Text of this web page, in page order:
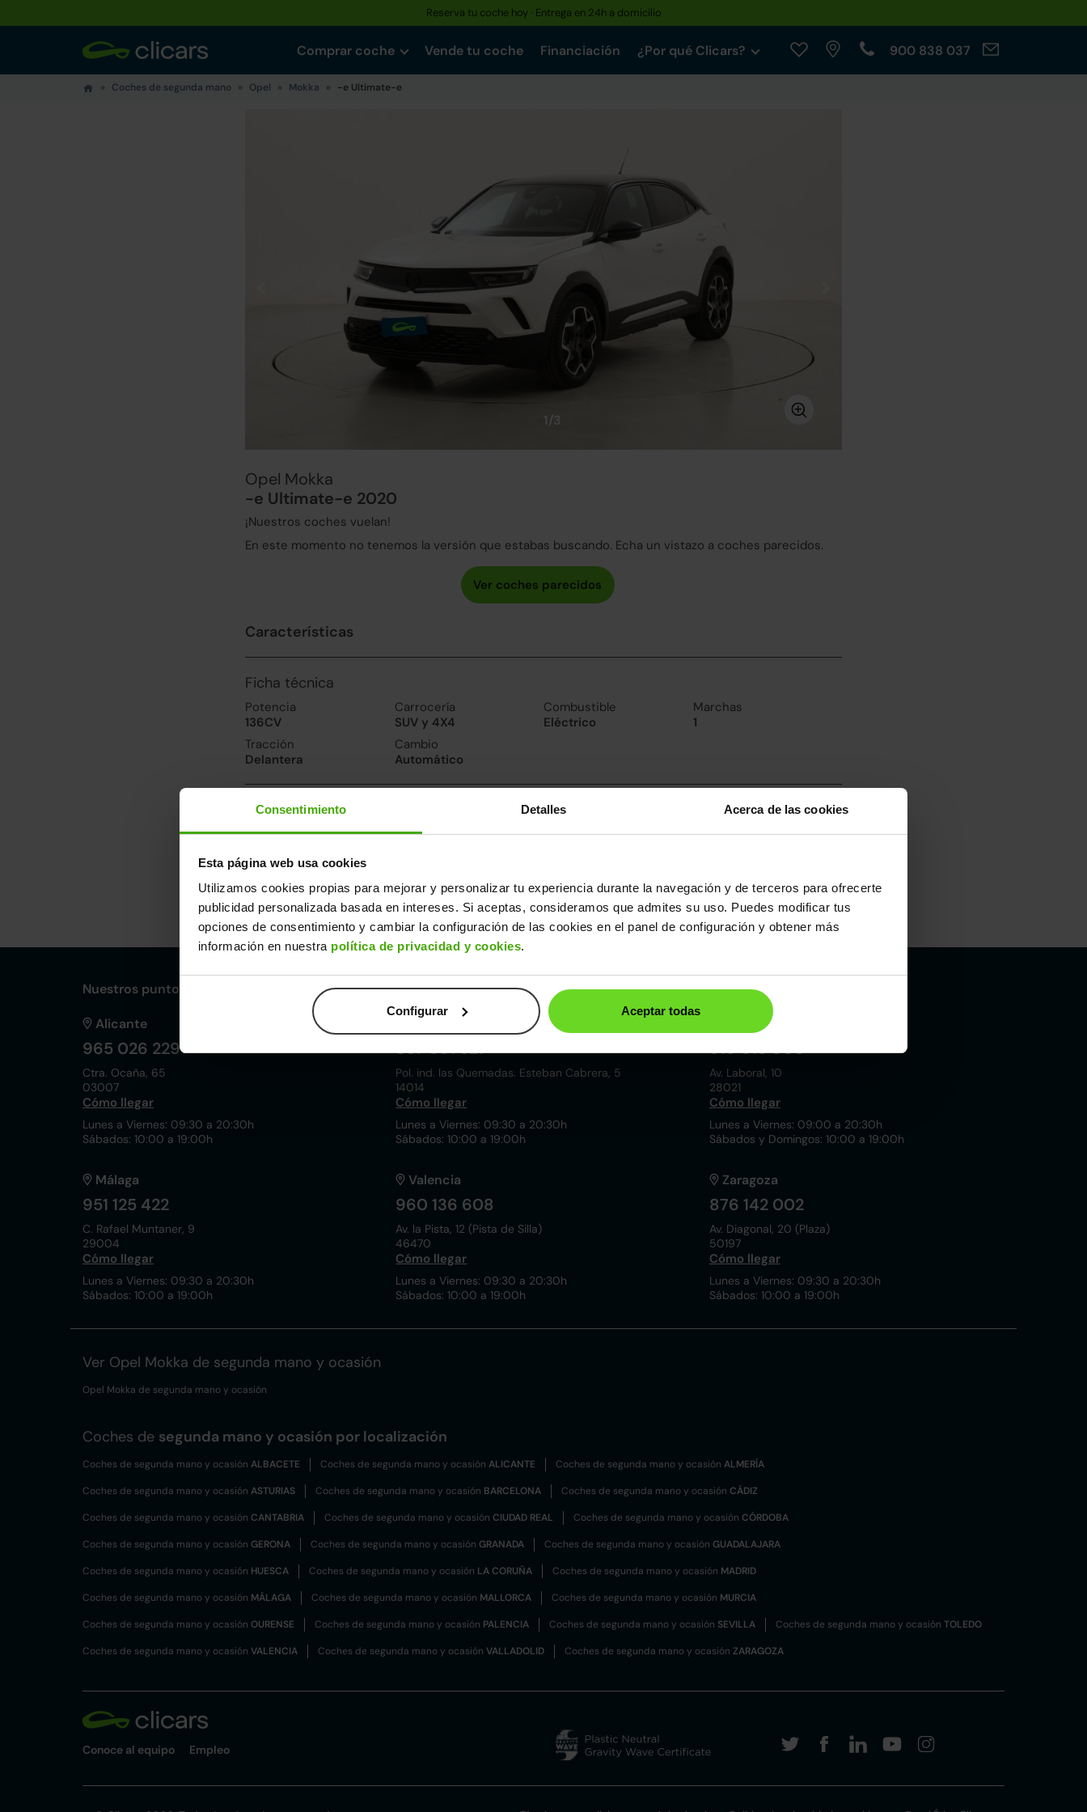
Consentimiento Detalles Acerca de las cookies
Esta página web usa cookies
Utilizamos cookies propias para mejorar y personalizar tu experiencia durante la navegación y de terceros para ofrecerte
publicidad personalizada basada en intereses. Si aceptas, consideramos que admites su uso. Puedes modificar tus
opciones de consentimiento y cambiar la configuración de las cookies en el panel de configuración y obtener más
información en nuestra política de privacidad y cookies.
Configurar Aceptar todas
Reserva tu coche hoy · Entrega en 24h a domicilio
Comprar coche Vende tu coche Financiación ¿Por qué Clicars? 900 838 037
Coches de segunda mano Opel Mokka -e Ultimate-e
1/3
Opel Mokka
-e Ultimate-e 2020
¡Nuestros coches vuelan!
En este momento no tenemos la versión que estabas buscando. Echa un vistazo a coches parecidos.
Características
Ficha técnica
Potencia
136CV
Carrocería
SUV y 4X4
Combustible
Eléctrico
Marchas
1
Tracción
Delantera
Cambio
Automático
Prestaciones y consumo
Velocidad máxima
De 0 a 100 km/h
Dimensiones y otros datos
Largo
4,15m
Ancho
1,79m
Alto
1,53m
Peso
Maletero
Nuestros puntos de venta Clicars:
Alicante
965 026 229
Ctra. Ocaña, 65
03007
Cómo llegar
Lunes a Viernes: 09:30 a 20:30h
Sábados: 10:00 a 19:00h
857 881 521
Pol. ind. las Quemadas. Esteban Cabrera, 5
14014
Cómo llegar
Lunes a Viernes: 09:30 a 20:30h
Sábados: 10:00 a 19:00h
919 015 000
Av. Laboral, 10
28021
Cómo llegar
Lunes a Viernes: 09:00 a 20:30h
Sábados y Domingos: 10:00 a 19:00h
Málaga
951 125 422
C. Rafael Muntaner, 9
29004
Cómo llegar
Lunes a Viernes: 09:30 a 20:30h
Sábados: 10:00 a 19:00h
Valencia
960 136 608
Av. la Pista, 12 (Pista de Silla)
46470
Cómo llegar
Lunes a Viernes: 09:30 a 20:30h
Sábados: 10:00 a 19:00h
Zaragoza
876 142 002
Av. Diagonal, 20 (Plaza)
50197
Cómo llegar
Lunes a Viernes: 09:30 a 20:30h
Sábados: 10:00 a 19:00h
Ver Opel Mokka de segunda mano y ocasión
Opel Mokka de segunda mano y ocasión
Coches de segunda mano y ocasión por localización
Coches de segunda mano y ocasión ALBACETE Coches de segunda mano y ocasión ALICANTE Coches de segunda mano y ocasión ALMERÍA
Coches de segunda mano y ocasión ASTURIAS Coches de segunda mano y ocasión BARCELONA Coches de segunda mano y ocasión CÁDIZ
Coches de segunda mano y ocasión CANTABRIA Coches de segunda mano y ocasión CIUDAD REAL Coches de segunda mano y ocasión CÓRDOBA
Coches de segunda mano y ocasión GERONA Coches de segunda mano y ocasión GRANADA Coches de segunda mano y ocasión GUADALAJARA
Coches de segunda mano y ocasión HUESCA Coches de segunda mano y ocasión LA CORUÑA Coches de segunda mano y ocasión MADRID
Coches de segunda mano y ocasión MÁLAGA Coches de segunda mano y ocasión MALLORCA Coches de segunda mano y ocasión MURCIA
Coches de segunda mano y ocasión OURENSE Coches de segunda mano y ocasión PALENCIA Coches de segunda mano y ocasión SEVILLA Coches de segunda mano y ocasión TOLEDO
Coches de segunda mano y ocasión VALENCIA Coches de segunda mano y ocasión VALLADOLID Coches de segunda mano y ocasión ZARAGOZA
Conoce al equipo Empleo